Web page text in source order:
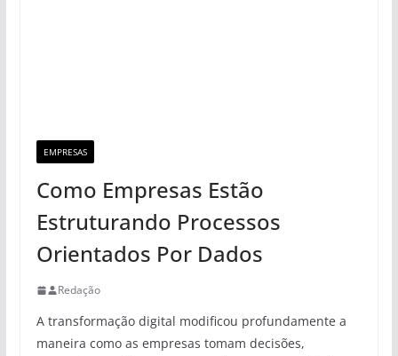
EMPRESAS
Como Empresas Estão
Estruturando Processos
Orientados Por Dados
Redação
A transformação digital modificou profundamente a
maneira como as empresas tomam decisões,